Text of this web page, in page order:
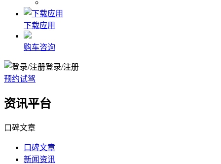
下载应用
购车咨询
登录/注册
预约试驾
资讯平台
口碑文章
口碑文章
新闻资讯